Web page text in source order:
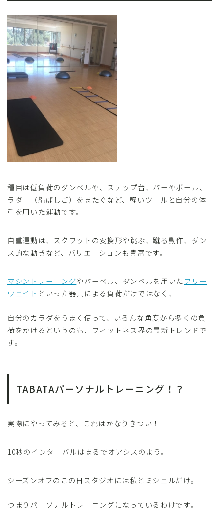
種目は低負荷のダンベルや、ステップ台、バーやボール、
ラダー（縄ばしご）をまたぐなど、軽いツールと自分の体
重を用いた運動です。
自重運動は、スクワットの変換形や跳ぶ、蹴る動作、ダン
ス的な動きなど、バリエーションも豊富です。
マシントレーニングやバーべル、ダンベルを用いたフリー
ウェイト といった器具による負荷だけではなく、
自分のカラダをうまく使って、いろんな角度から多くの負
荷をかけるというのも、フィットネス界の最新トレンドで
す。
TABATAパーソナルトレーニング！？
実際にやってみると、これはかなりきつい！
10秒のインターバルはまるでオアシスのよう。
シーズンオフのこの日スタジオには私とミシェルだけ。
つまりパーソナルトレーニングになっているわけです。